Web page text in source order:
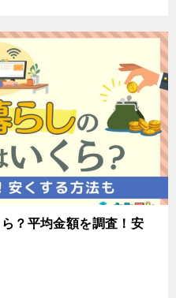
？平均金額を調査！安